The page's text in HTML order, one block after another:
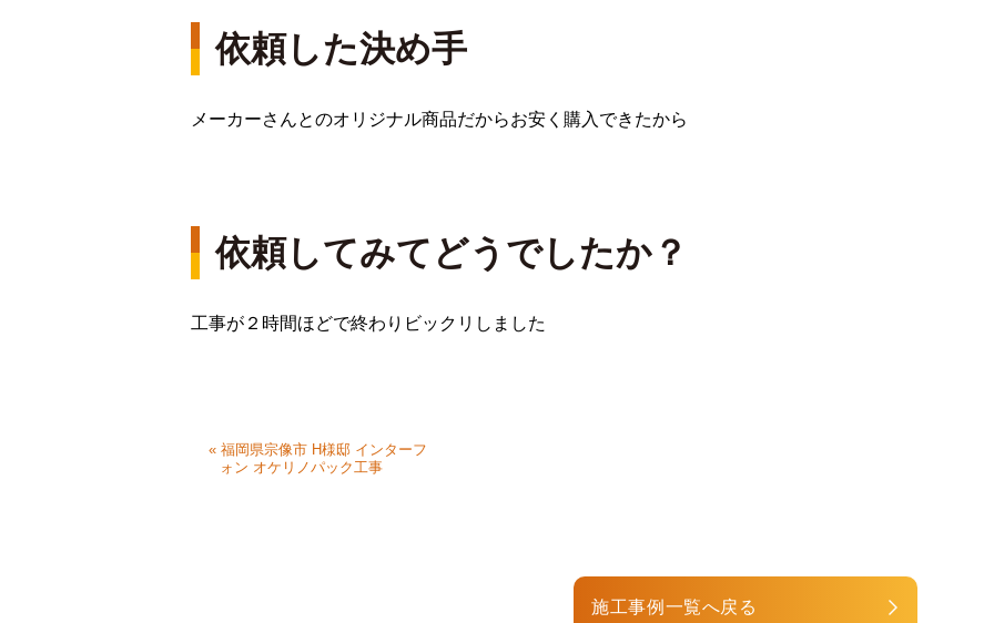
依頼した決め手
メーカーさんとのオリジナル商品だからお安く購入できたから
依頼してみてどうでしたか？
工事が２時間ほどで終わりビックリしました
« 福岡県宗像市 H様邸 インターフ
ォン オケリノパック工事
施工事例一覧へ戻る